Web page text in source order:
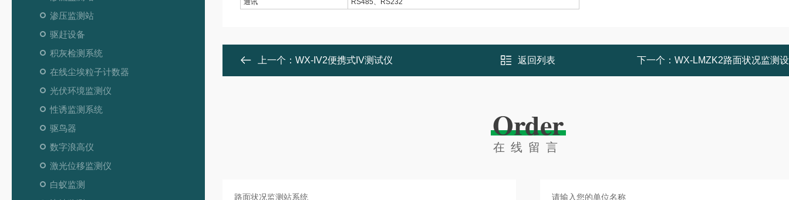
渗压监测站
驱赶设备
积灰检测系统
在线尘埃粒子计数器
光伏环境监测仪
性诱监测系统
驱鸟器
数字浪高仪
激光位移监测仪
白蚁监测
通讯 RS485、RS232
上一个： WX-IV2便携式IV测试仪 返回列表 下一个： WX-LMZK2路面状况监测
Order
在线留言